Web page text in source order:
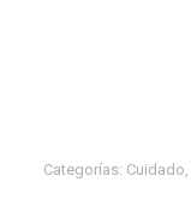
Categorías: Cuidado